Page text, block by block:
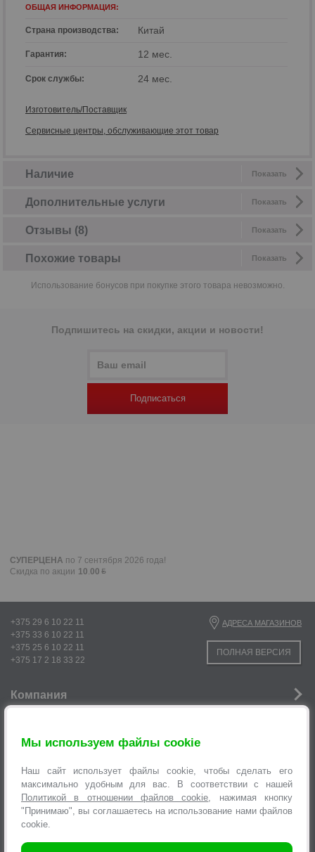
ОБЩАЯ ИНФОРМАЦИЯ:
Страна производства: Китай
Гарантия: 12 мес.
Срок службы: 24 мес.
Изготовитель/Поставщик
Сервисные центры, обслуживающие этот товар
Показать
Наличие
Показать
Дополнительные услуги
Показать
Отзывы (8)
Показать
Похожие товары
Использование бонусов при покупке этого товара невозможно.
Подпишитесь на скидки, акции и новости!
Подписаться
Мы используем файлы cookie
Наш сайт использует файлы cookie, чтобы сделать его
максимально удобным для вас. В соответствии с нашей
Политикой в отношении файлов cookie, нажимая кнопку
"Принимаю", вы соглашаетесь на использование нами файлов
cookie.
СУПЕРЦЕНА по 7 сентября 2026 года!
Скидка по акции 10.00
+375 29 6 10 22 11
+375 33 6 10 22 11
+375 25 6 10 22 11
+375 17 2 18 33 22
АДРЕСА МАГАЗИНОВ
ПОЛНАЯ ВЕРСИЯ
Компания
Информация
Оформление заявок